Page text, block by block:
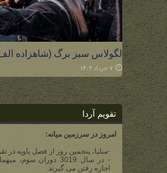
لگولاس سبز برگ (شاهزاده
۷ خرداد ۱۴۰۳
تقویم آردا
امروز در سرزمین میانه:
-منلیا، پنجمین روز از فصل یاویه در
- در سال 3019 دوران
اجازه رفتن می گیرند.